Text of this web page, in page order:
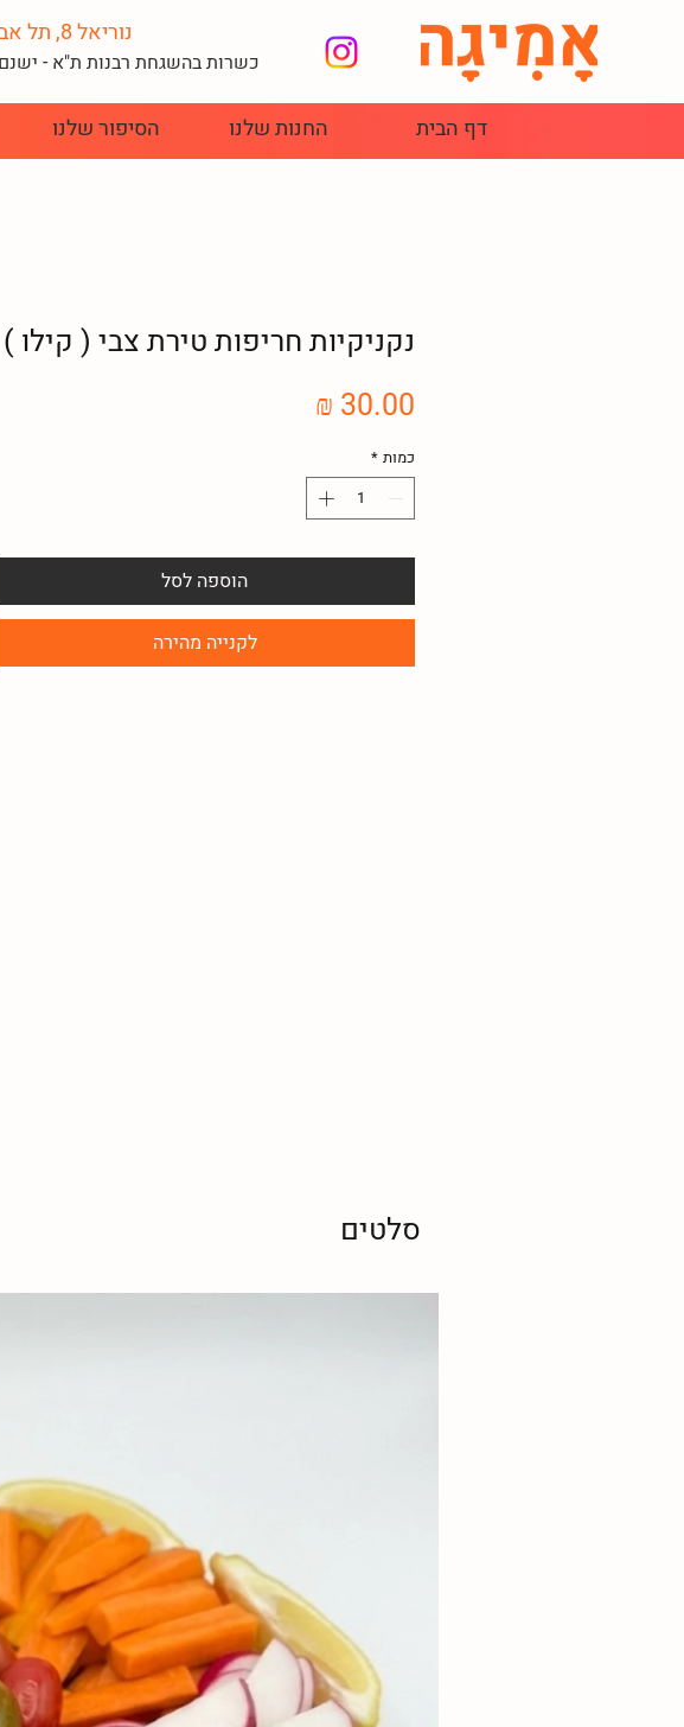
נוריאל 8, תל אביב יפו (שוק התקווה) | משלוחים בכל גוש דן
כשרות בהשגחת רבנות ת"א -
דף הבית החנות שלנו הסיפור שלנו
נקניקיות חריפות טירת צבי ( קילו )
כמות *
הוספה לסל
לקנייה מהירה
סלטים